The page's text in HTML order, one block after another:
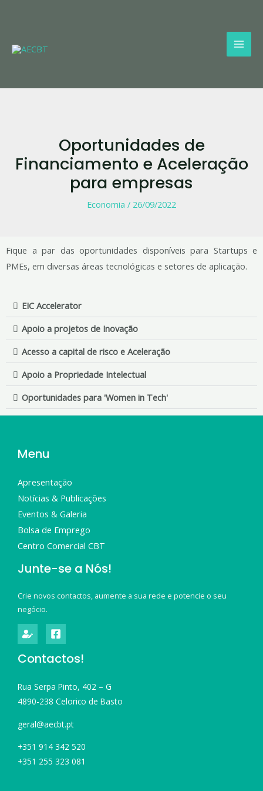
Oportunidades de
Financiamento e Aceleração
para empresas
Economia / 26/09/2022
Fique a par das oportunidades disponíveis para Startups e
PMEs, em diversas áreas tecnológicas e setores de aplicação.
EIC Accelerator
Apoio a projetos de Inovação
Acesso a capital de risco e Aceleração
Apoio a Propriedade Intelectual
Oportunidades para 'Women in Tech'
Menu
Apresentação
Notícias & Publicações
Eventos & Galeria
Bolsa de Emprego
Centro Comercial CBT
Junte-se a Nós!
Crie novos contactos, aumente a sua rede e potencie o seu
negócio.
Contactos!
Rua Serpa Pinto, 402 – G
4890-238 Celorico de Basto
geral@aecbt.pt
+351 914 342 520
+351 255 323 081